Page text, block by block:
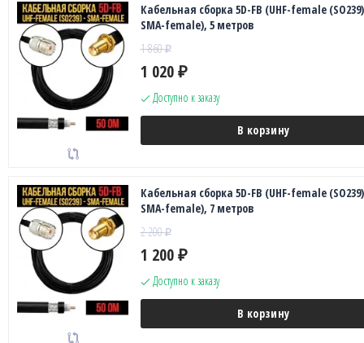
Кабельная сборка 5D-FB (UHF-female
SMA-female), 5 метров
1 860₽
1 020 ₽
Доступно к заказу
В корзину
Кабельная сборка 5D-FB (UHF-female
SMA-female), 7 метров
2 200₽
1 200 ₽
Доступно к заказу
В корзину